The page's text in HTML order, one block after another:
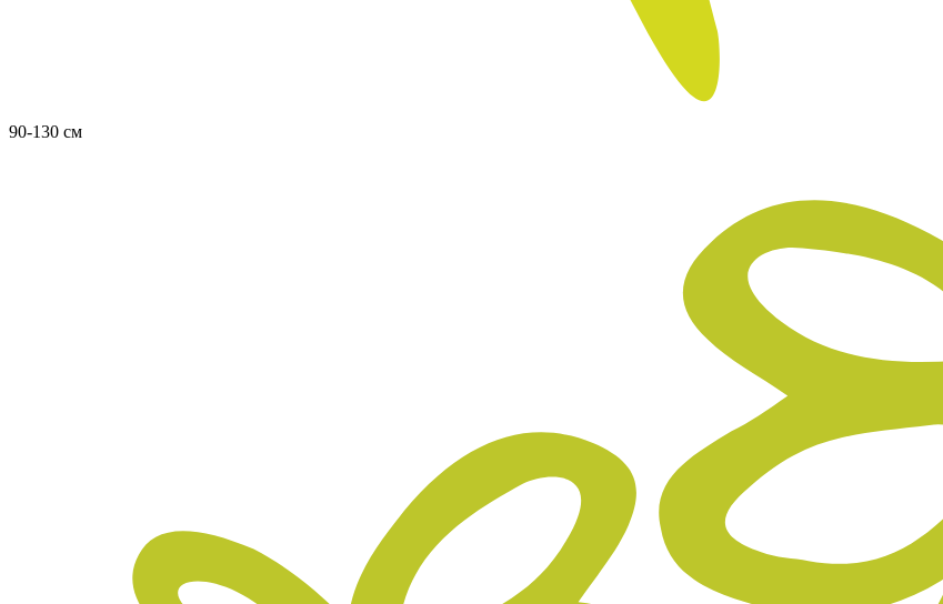
90-130 см